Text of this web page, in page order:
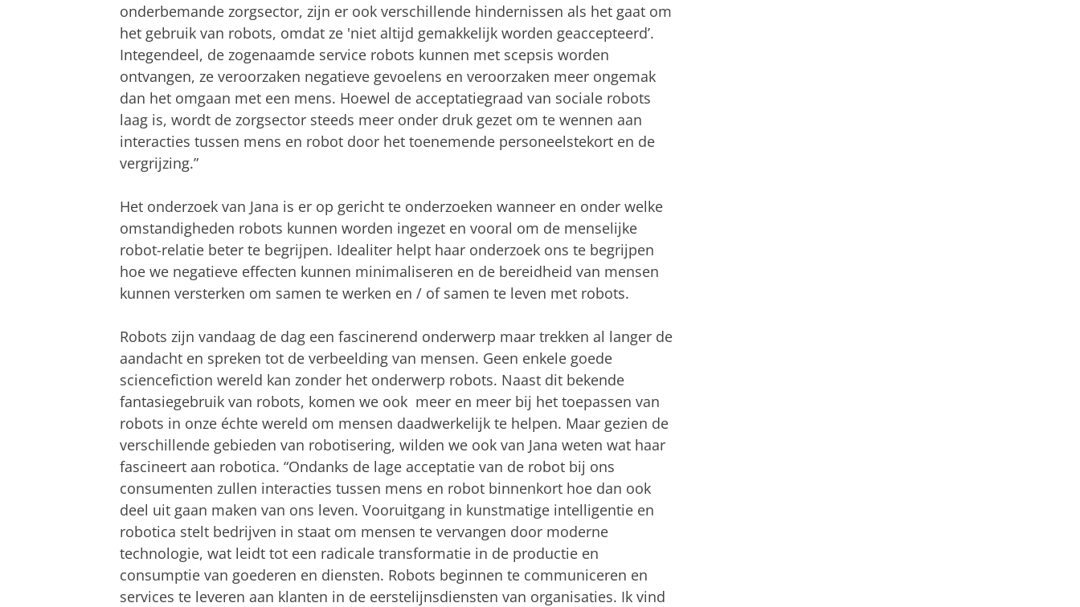
onderbemande zorgsector, zijn er ook verschillende hindernissen als het gaat om
het gebruik van robots, omdat ze 'niet altijd gemakkelijk worden geaccepteerd’.
Integendeel, de zogenaamde service robots kunnen met scepsis worden
ontvangen, ze veroorzaken negatieve gevoelens en veroorzaken meer ongemak
dan het omgaan met een mens. Hoewel de acceptatiegraad van sociale robots
laag is, wordt de zorgsector steeds meer onder druk gezet om te wennen aan
interacties tussen mens en robot door het toenemende personeelstekort en de
vergrijzing.”
Het onderzoek van Jana is er op gericht te onderzoeken wanneer en onder welke
omstandigheden robots kunnen worden ingezet en vooral om de menselijke
robot-relatie beter te begrijpen. Idealiter helpt haar onderzoek ons ​​te begrijpen
hoe we negatieve effecten kunnen minimaliseren en de bereidheid van mensen
kunnen versterken om samen te werken en / of samen te leven met robots.
Robots zijn vandaag de dag een fascinerend onderwerp maar trekken al langer de
aandacht en spreken tot de verbeelding van mensen. Geen enkele goede
sciencefiction wereld kan zonder het onderwerp robots. Naast dit bekende
fantasiegebruik van robots, komen we ook meer en meer bij het toepassen van
robots in onze échte wereld om mensen daadwerkelijk te helpen. Maar gezien de
verschillende gebieden van robotisering, wilden we ook van Jana weten wat haar
fascineert aan robotica. “Ondanks de lage acceptatie van de robot bij ons
consumenten zullen interacties tussen mens en robot binnenkort hoe dan ook
deel uit gaan maken van ons leven. Vooruitgang in kunstmatige intelligentie en
robotica stelt bedrijven in staat om mensen te vervangen door moderne
technologie, wat leidt tot een radicale transformatie in de productie en
consumptie van goederen en diensten. Robots beginnen te communiceren en
services te leveren aan klanten in de eerstelijnsdiensten van organisaties. Ik vind